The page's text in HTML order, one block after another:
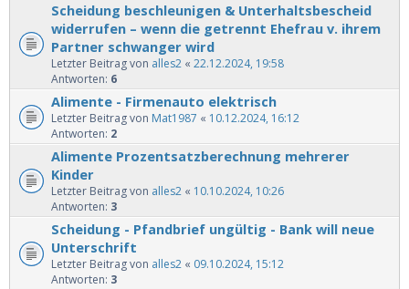
Scheidung beschleunigen & Unterhaltsbescheid
widerrufen – wenn die getrennt Ehefrau v. ihrem
Partner schwanger wird
Letzter Beitrag von alles2 « 22.12.2024, 19:58
Antworten: 6
Alimente - Firmenauto elektrisch
Letzter Beitrag von Mat1987 « 10.12.2024, 16:12
Antworten: 2
Alimente Prozentsatzberechnung mehrerer
Kinder
Letzter Beitrag von alles2 « 10.10.2024, 10:26
Antworten: 3
Scheidung - Pfandbrief ungültig - Bank will neue
Unterschrift
Letzter Beitrag von alles2 « 09.10.2024, 15:12
Antworten: 3